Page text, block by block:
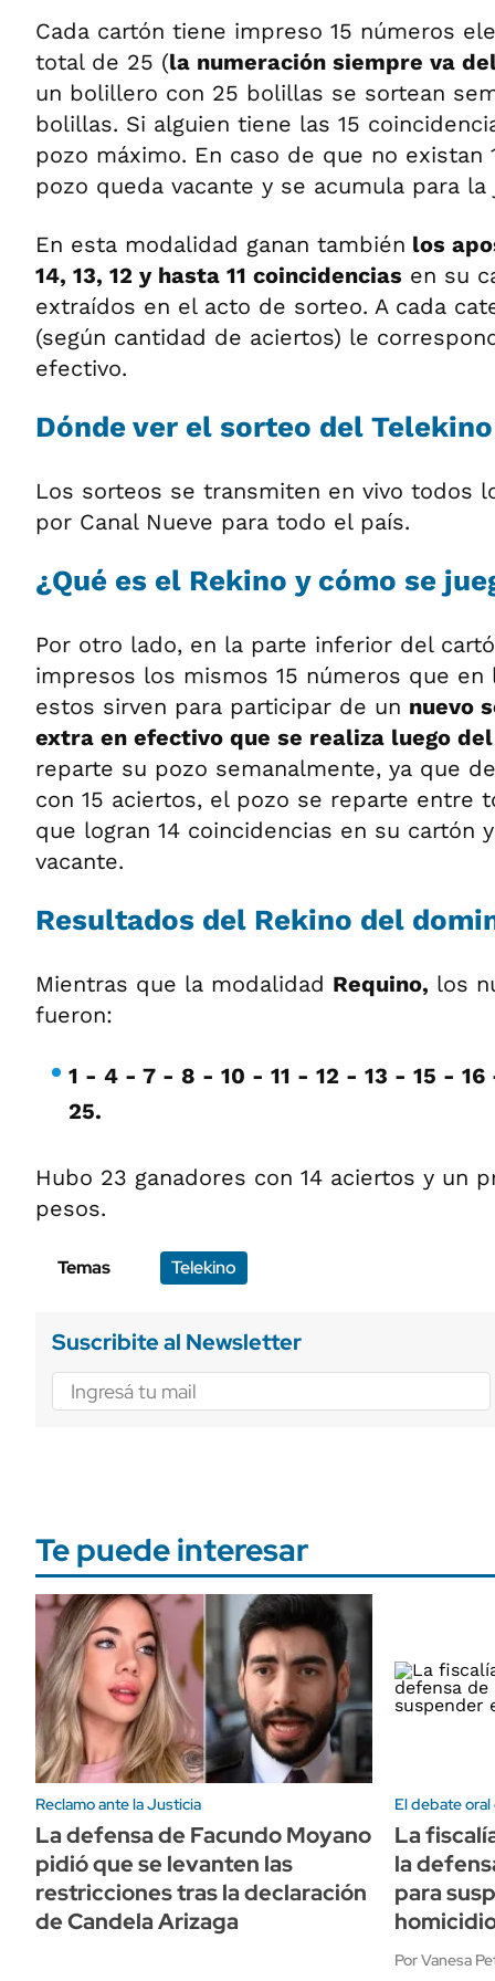
Cada cartón tiene impreso 15 números
total de 25 (la numeración siempre va
un bolillero con 25 bolillas se sortean
bolillas. Si alguien tiene las 15
pozo máximo. En caso de que no existan
pozo queda vacante y se acumula para la
En esta modalidad ganan también los
14, 13, 12 y hasta 11 coincidencias en su
extraídos en el acto de sorteo. A cada
(según cantidad de aciertos) le
efectivo.
Dónde ver el sorteo del Telekino
Los sorteos se transmiten en vivo todos
por Canal Nueve para todo el país.
¿Qué es el Rekino y cómo se
Por otro lado, en la parte inferior del
impresos los mismos 15 números que
estos sirven para participar de un nuevo
extra en efectivo que se realiza luego
reparte su pozo semanalmente, ya que
con 15 aciertos, el pozo se reparte entre
que logran 14 coincidencias en su cartón
vacante.
Resultados del Rekino del
Mientras que la modalidad Requino, los
fueron:
1 - 4 - 7 - 8 - 10 - 11 - 12 - 13 - 15 -
25.
Hubo 23 ganadores con 14 aciertos y un
pesos.
Temas Telekino
Suscribite al Newsletter
Te puede interesar
Reclamo ante la Justicia
La defensa de Facundo Moyano
pidió que se levanten las
restricciones tras la declaración
de Candela Arizaga
El debate oral
La
la
para
Por Vanesa